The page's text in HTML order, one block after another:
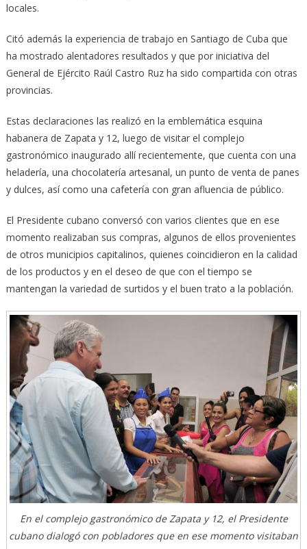
locales.
Citó además la experiencia de trabajo en Santiago de Cuba que
ha mostrado alentadores resultados y que por iniciativa del
General de Ejército Raúl Castro Ruz ha sido compartida con otras
provincias.
Estas declaraciones las realizó en la emblemática esquina
habanera de Zapata y 12, luego de visitar el complejo
gastronómico inaugurado allí recientemente, que cuenta con una
heladería, una chocolatería artesanal, un punto de venta de panes
y dulces, así como una cafetería con gran afluencia de público.
El Presidente cubano conversó con varios clientes que en ese
momento realizaban sus compras, algunos de ellos provenientes
de otros municipios capitalinos, quienes coincidieron en la calidad
de los productos y en el deseo de que con el tiempo se
mantengan la variedad de surtidos y el buen trato a la población.
En el complejo gastronómico de Zapata y 12, el Presidente
cubano dialogó con pobladores que en ese momento visitaban